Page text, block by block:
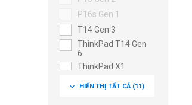
P16s Gen 1
T14 Gen 3
ThinkPad T14 Gen
6
ThinkPad X1
ThinkStation P340
expand_more HIỂN THỊ TẤT CẢ (11)